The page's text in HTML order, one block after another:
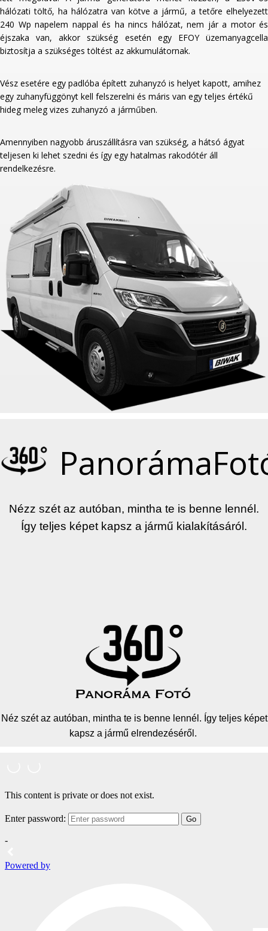
hálózati töltő, ha hálózatra van kötve a jármű, a tetőre elhelyezett
240 Wp napelem nappal és ha nincs hálózat, nem jár a motor és
éjszaka van, akkor szükség esetén egy EFOY üzemanyagcella
biztosítja a szükséges töltést az akkumulátornak.
Vész esetére egy padlóba épített zuhanyzó is helyet kapott, amihez
egy zuhanyfüggönyt kell felszerelni és máris van egy teljes értékű
hideg meleg vizes zuhanyzó a járműben.
Amennyiben nagyobb áruszállításra van szükség, a hátsó ágyat
teljesen ki lehet szedni és így egy hatalmas rakodótér áll
rendelkezésre.
Nézz szét az autóban, mintha te is benne lennél.
Így teljes képet kapsz a jármű kialakításáról.
Néz szét az autóban, mintha te is benne lennél. Így teljes képet
kapsz a jármű elrendezéséről.